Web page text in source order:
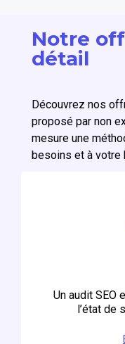
Notre
détail
Découvrez nos
proposé par non
mesure une
besoins et à votre
Un audit SEO
l’état de